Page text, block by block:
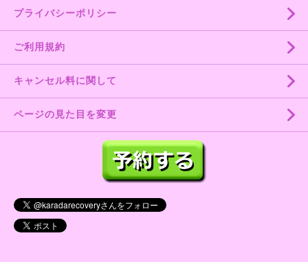
プライバシーポリシー
ご利用規約
キャンセル料に関して
ページの見た目を変更